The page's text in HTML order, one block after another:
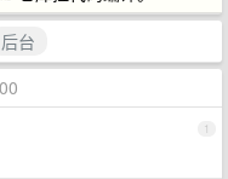
后台
1